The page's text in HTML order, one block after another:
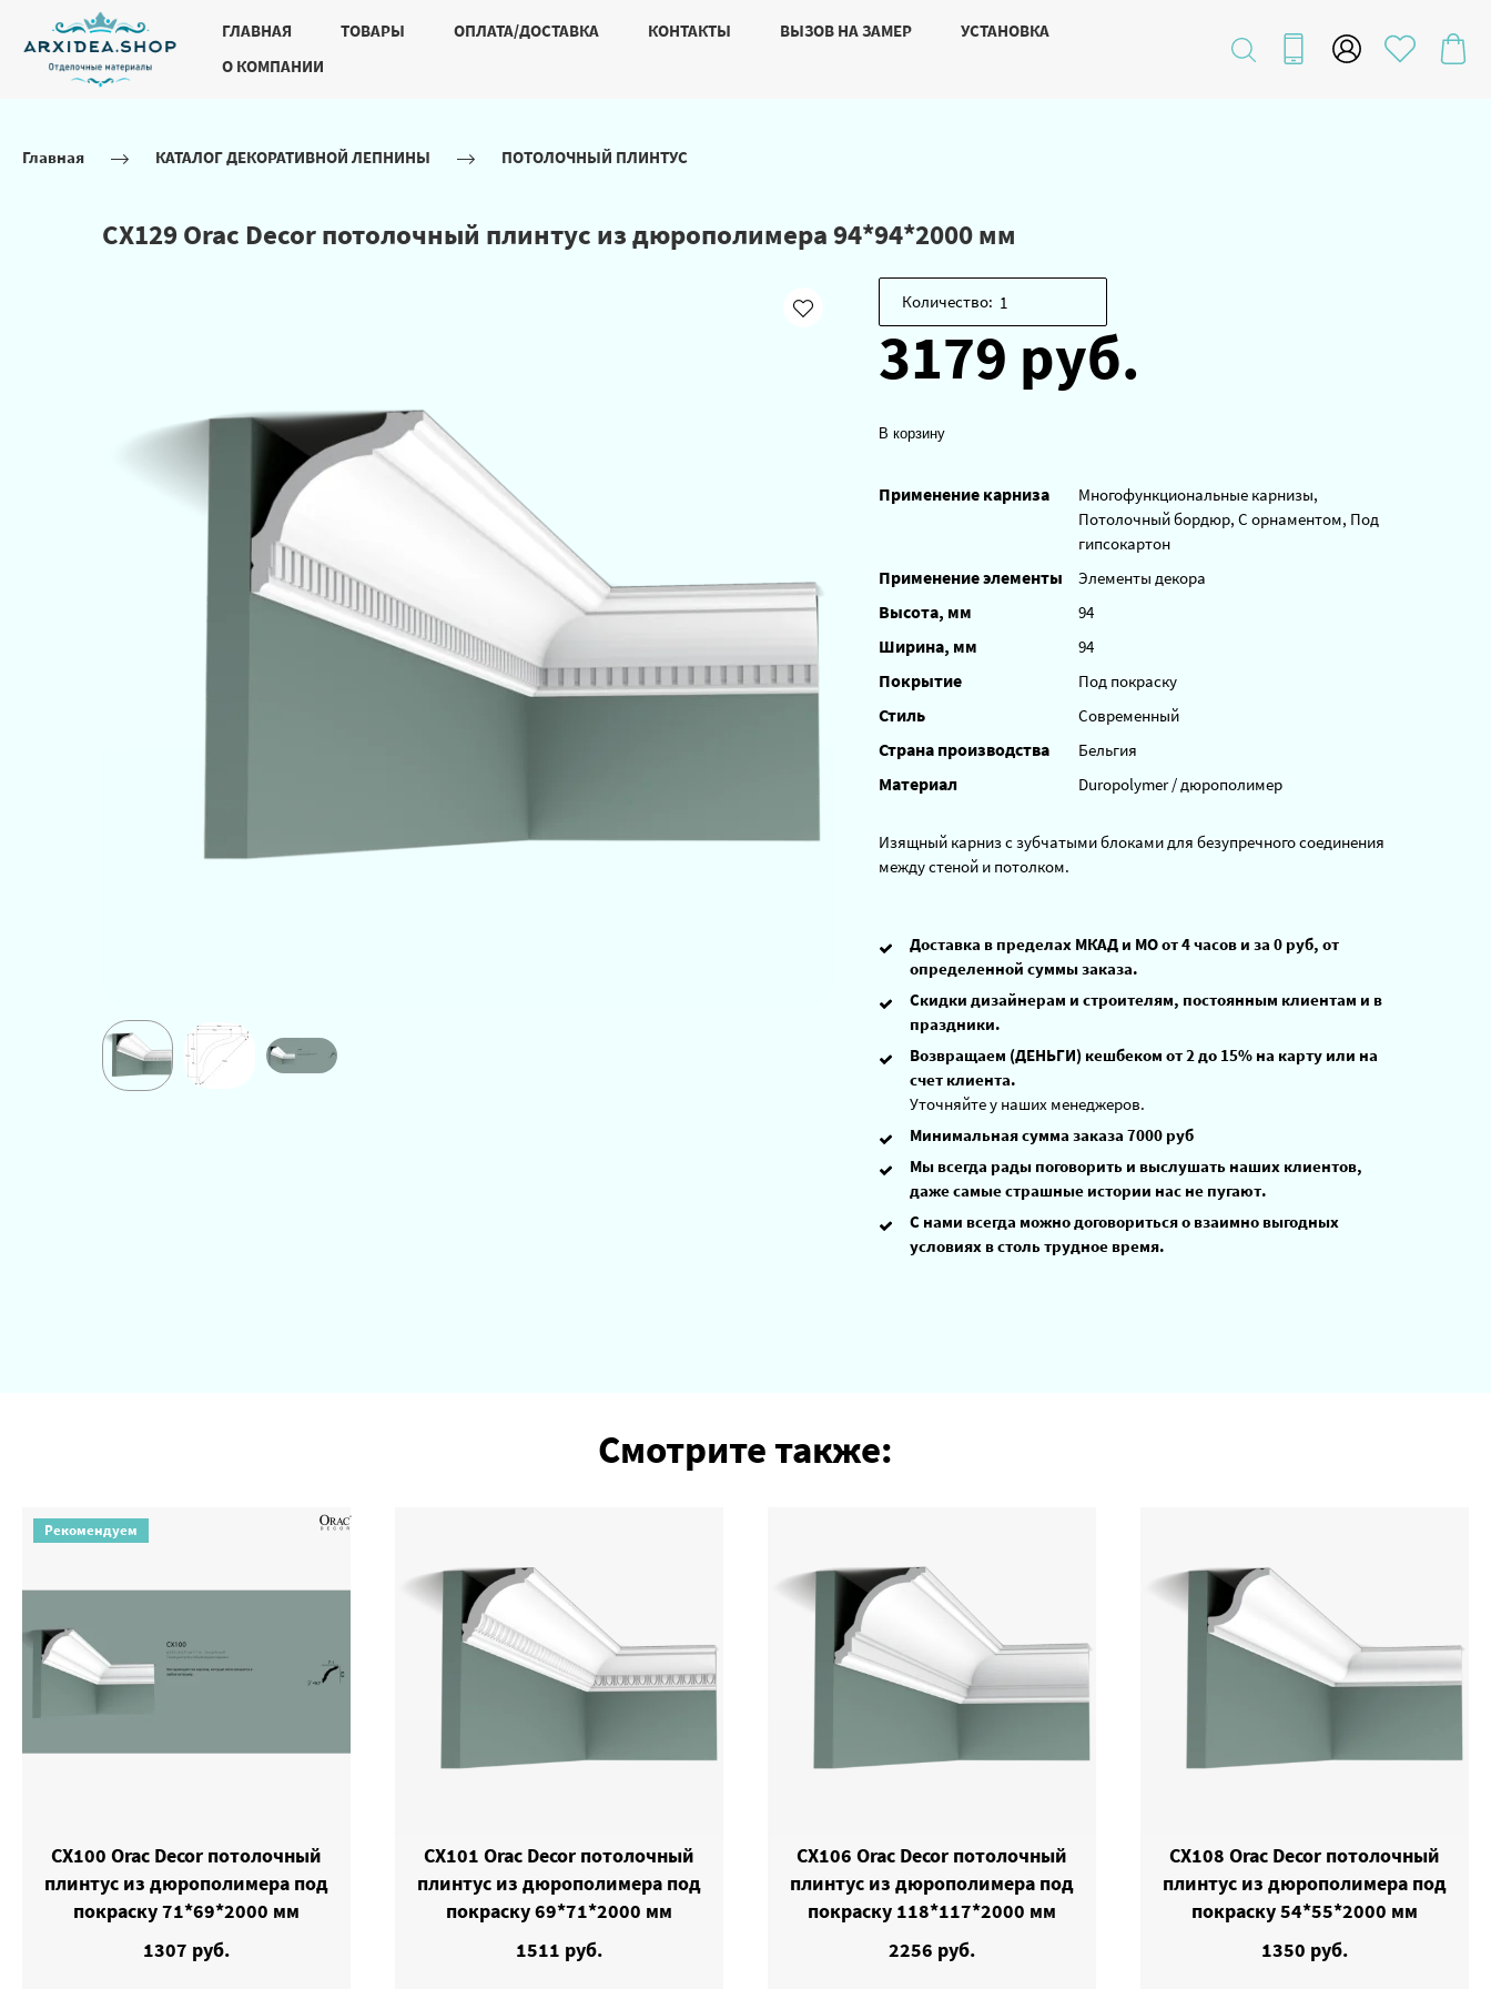
ГЛАВНАЯ ТОВАРЫ ОПЛАТА/ДОСТАВКА КОНТАКТЫ ВЫЗОВ НА ЗАМЕР
УСТАНОВКА
О КОМПАНИИ
Главная КАТАЛОГ ДЕКОРАТИВНОЙ ЛЕПНИНЫ ПОТОЛОЧНЫЙ ПЛИНТУС
CX129 Orac Decor потолочный плинтус из дюрополимера 94*94*2000 мм
Количество:
3179 руб.
В корзину
Применение карниза
Многофункциональные карнизы,
Потолочный бордюр, С орнаментом, Под
гипсокартон
Применение элементы Элементы декора
Высота, мм 94
Ширина, мм 94
Покрытие Под покраску
Стиль Современный
Страна производства Бельгия
Материал Duropolymer / дюрополимер
Изящный карниз с зубчатыми блоками для безупречного соединения
между стеной и потолком.
Доставка в пределах МКАД и МО от 4 часов и за 0 руб, от
определенной суммы заказа.
Скидки дизайнерам и строителям, постоянным клиентам и в
праздники.
Возвращаем (ДЕНЬГИ) кешбеком от 2 до 15% на карту или на
счет клиента.
Уточняйте у наших менеджеров.
Минимальная сумма заказа 7000 руб
Мы всегда рады поговорить и выслушать наших клиентов,
даже самые страшные истории нас не пугают.
С нами всегда можно договориться о взаимно выгодных
условиях в столь трудное время.
Смотрите также:
Рекомендуем
CX100 Orac Decor потолочный
плинтус из дюрополимера под
покраску 71*69*2000 мм
1307 руб.
CX101 Orac Decor потолочный
плинтус из дюрополимера под
покраску 69*71*2000 мм
1511 руб.
CX106 Orac Decor потолочный
плинтус из дюрополимера под
покраску 118*117*2000 мм
2256 руб.
CX108 Orac Decor потолочный
плинтус из дюрополимера под
покраску 54*55*2000 мм
1350 руб.